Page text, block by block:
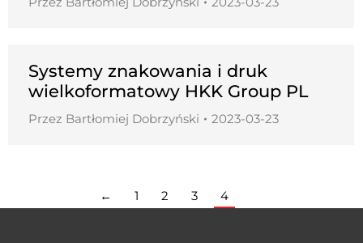
Systemy znakowania i druk
wielkoformatowy HKK Group PL
Przez Bartłomiej Dobrzyński 2023-03-23
← 1 2 3 4